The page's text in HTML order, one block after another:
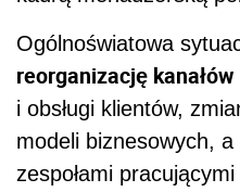
Ogólnoświatowa
reorganizację
i obsługi klientów,
modeli biznesowych, a
zespołami